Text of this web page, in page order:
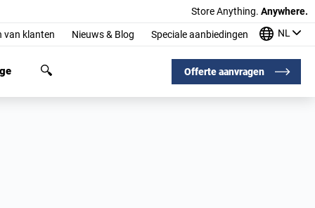
Store Anything. Anywhere.
van klanten Nieuws & Blog Speciale aanbiedingen NL
Offerte aanvragen